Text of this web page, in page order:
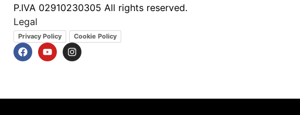
P.IVA 02910230305 All rights reserved.
Legal
Privacy Policy Cookie Policy